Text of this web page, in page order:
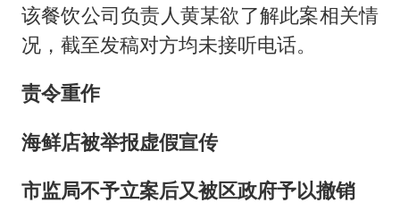
该餐饮公司负责人黄某欲了解此案相关情
况，截至发稿对方均未接听电话。
责令重作
海鲜店被举报虚假宣传
市监局不予立案后又被区政府予以撤销